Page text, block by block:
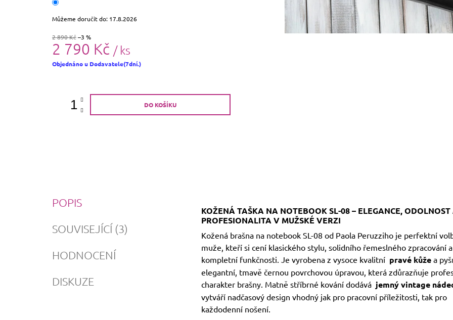
Můžeme doručit do: 17.8.2026
2 890 Kč–3 %
2 790 Kč / ks
Měrná
Objednáno u Dodavatele(7dní.)
DO KOŠÍKU
POPIS
SOUVISEJÍCÍ (3)
HODNOCENÍ
DISKUZE
KOŽENÁ TAŠKA NA NOTEBOOK SL-08 – ELEGANCE, ODOLNOST
PROFESIONALITA V MUŽSKÉ VERZI
Kožená brašna na notebook SL-08 od Paola Peruzziho je perfektní
muže, kteří si cení klasického stylu, solidního řemeslného zpracování a
kompletní funkčnosti. Je vyrobena z vysoce kvalitní pravé kůžea
elegantní, tmavě černou povrchovou úpravou, která zdůrazňuje
charakter brašny. Matně stříbrné kování dodává jemný vintage
vytváří nadčasový design vhodný jak pro pracovní příležitosti, tak pro
každodenní nošení.